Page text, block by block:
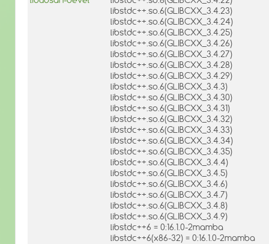
libstdc++.so.6(GLIBCXX_3.4.23)
libstdc++.so.6(GLIBCXX_3.4.24)
libstdc++.so.6(GLIBCXX_3.4.25)
libstdc++.so.6(GLIBCXX_3.4.26)
libstdc++.so.6(GLIBCXX_3.4.27)
libstdc++.so.6(GLIBCXX_3.4.28)
libstdc++.so.6(GLIBCXX_3.4.29)
libstdc++.so.6(GLIBCXX_3.4.3)
libstdc++.so.6(GLIBCXX_3.4.30)
libstdc++.so.6(GLIBCXX_3.4.31)
libstdc++.so.6(GLIBCXX_3.4.32)
libstdc++.so.6(GLIBCXX_3.4.33)
libstdc++.so.6(GLIBCXX_3.4.34)
libstdc++.so.6(GLIBCXX_3.4.35)
libstdc++.so.6(GLIBCXX_3.4.4)
libstdc++.so.6(GLIBCXX_3.4.5)
libstdc++.so.6(GLIBCXX_3.4.6)
libstdc++.so.6(GLIBCXX_3.4.7)
libstdc++.so.6(GLIBCXX_3.4.8)
libstdc++.so.6(GLIBCXX_3.4.9)
libstdc++6 = 0:16.1.0-2mamba
libstdc++6(x86-32) = 0:16.1.0-2mamba